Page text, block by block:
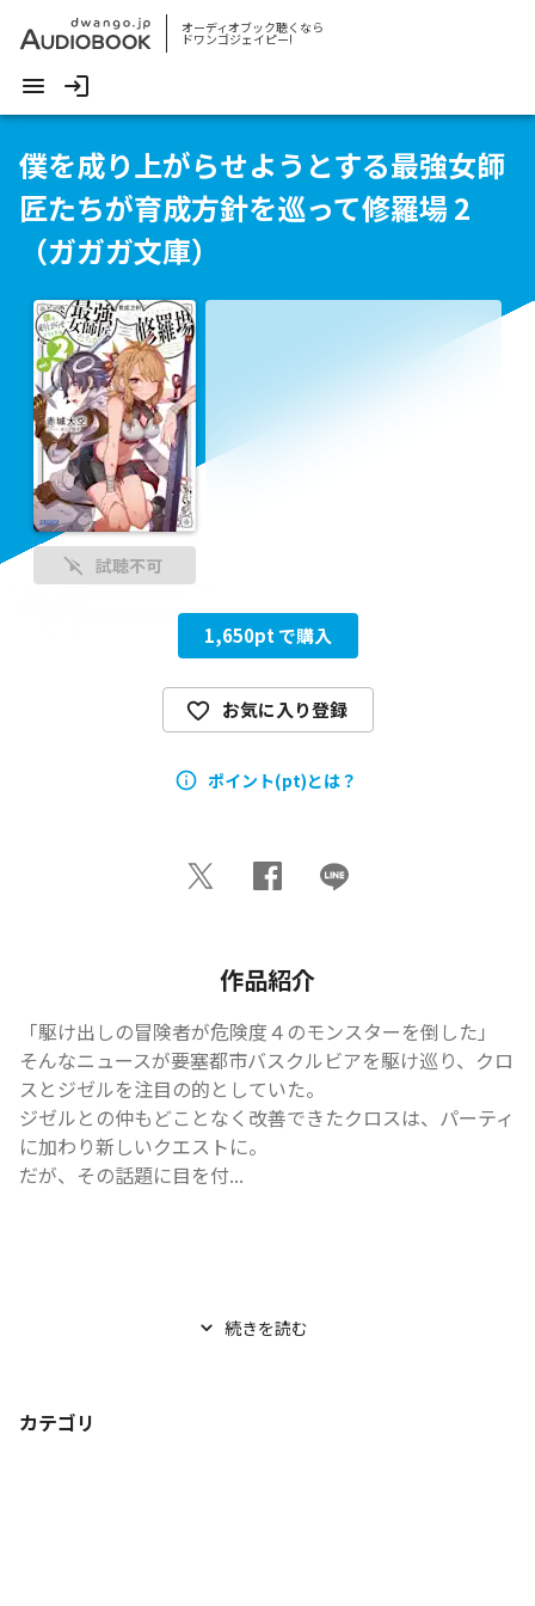
オーディオブック聴くなら
ドワンゴジェイピー!
僕を成り上がらせようとする最強女師
匠たちが育成方針を巡って修羅場 2
（ガガガ文庫）
試聴不可
1,650pt で購入
お気に入り登録
ポイント(pt)とは？
作品紹介
「駆け出しの冒険者が危険度４のモンスターを倒した」
そんなニュースが要塞都市バスクルビアを駆け巡り、クロ
スとジゼルを注目の的としていた。
ジゼルとの仲もどことなく改善できたクロスは、パーティ
に加わり新しいクエストに。
だが、その話題に目を付...
続きを読む
カテゴリ